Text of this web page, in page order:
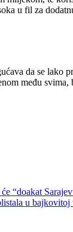
u fil za
da se lako
među
“doakat
u